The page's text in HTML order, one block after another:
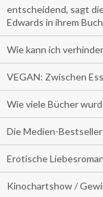
entscheidend, sagt
Edwards in ihrem
Wie kann ich
VEGAN: Zwischen
Wie viele Bücher
Die Medien-Bestseller
Erotische
Kinochartshow /